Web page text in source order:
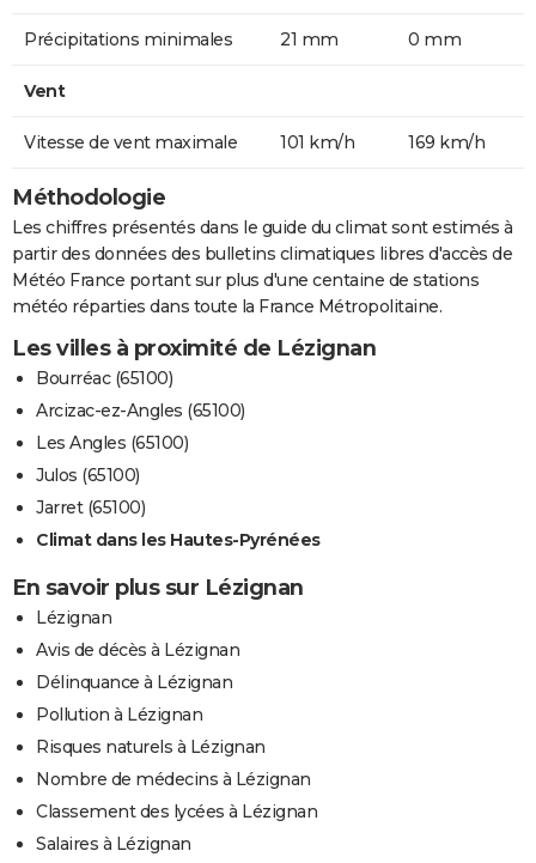
Précipitations minimales 21 mm 0 mm
Vent
Vitesse de vent maximale 101 km/h 169 km/h
Méthodologie
Les chiffres présentés dans le guide du climat sont estimés à
partir des données des bulletins climatiques libres d'accès de
Météo France portant sur plus d'une centaine de stations
météo réparties dans toute la France Métropolitaine.
Les villes à proximité de Lézignan
Bourréac (65100)
Arcizac-ez-Angles (65100)
Les Angles (65100)
Julos (65100)
Jarret (65100)
Climat dans les Hautes-Pyrénées
En savoir plus sur Lézignan
Lézignan
Avis de décès à Lézignan
Délinquance à Lézignan
Pollution à Lézignan
Risques naturels à Lézignan
Nombre de médecins à Lézignan
Classement des lycées à Lézignan
Salaires à Lézignan